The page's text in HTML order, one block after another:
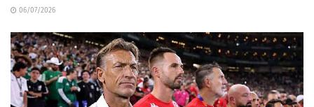
06/07/2026